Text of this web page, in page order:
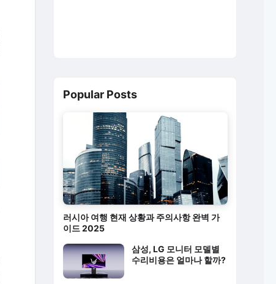
Popular Posts
러시아 여행 현재 상황과 주의사항 완벽 가
이드 2025
삼성, LG 모니터 모델별
수리비용은 얼마나 할까?